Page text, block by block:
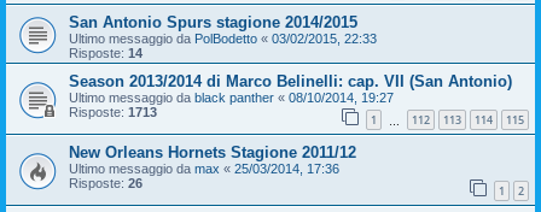
San Antonio Spurs stagione 2014/2015
Ultimo messaggio da PolBodetto « 03/02/2015, 22:33
Risposte: 14
Season 2013/2014 di Marco Belinelli: cap. VII (San Antonio)
Ultimo messaggio da black panther « 08/10/2014, 19:27
Risposte: 1713 1 112 113 114 115
New Orleans Hornets Stagione 2011/12
Ultimo messaggio da max « 25/03/2014, 17:36
Risposte: 26 1 2